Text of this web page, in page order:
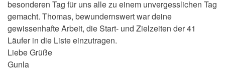
besonderen Tag für uns alle zu einem unvergesslichen Tag
gemacht. Thomas, bewundernswert war deine
gewissenhafte Arbeit, die Start- und Zielzeiten der 41
Läufer in die Liste einzutragen.
Liebe Grüße
Gunla